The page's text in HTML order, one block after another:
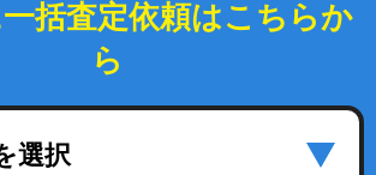
括査定依頼はこちらか
ら
選択